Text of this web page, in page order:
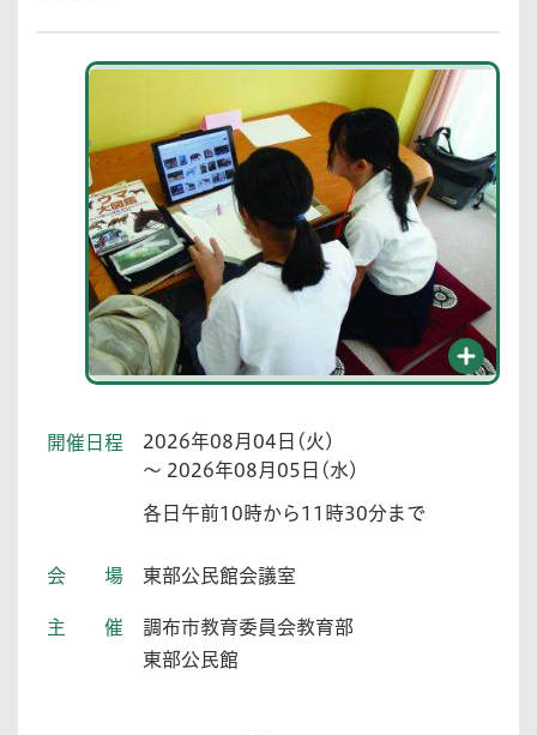
開催日程
2026年08月04日(火)
～ 2026年08月05日(水)
各日午前10時から11時30分まで
会場 東部公民館会議室
主催
調布市教育委員会教育部
東部公民館